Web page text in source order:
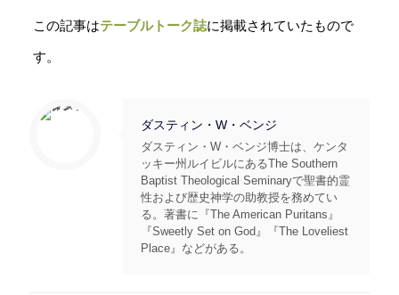
この記事はテーブルトーク誌に掲載されていたもので
す。
ダスティン・W・ベンジ
ダスティン・W・ベンジ博士は、ケンタ
ッキー州ルイビルにあるThe Southern
Baptist Theological Seminaryで聖書的霊
性および歴史神学の助教授を務めてい
る。著書に『The American Puritans』
『Sweetly Set on God』『The Loveliest
Place』などがある。